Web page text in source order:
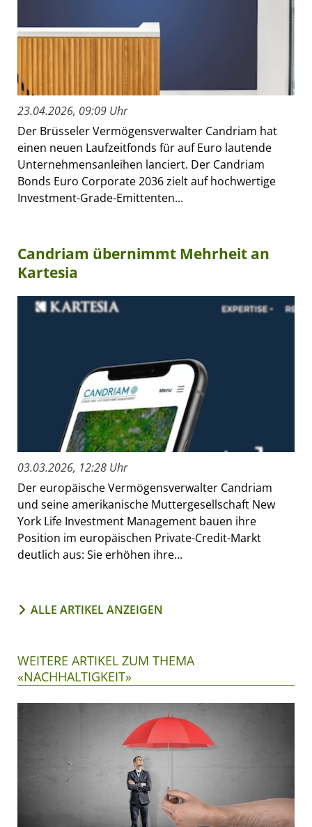
23.04.2026, 09:09 Uhr
Der Brüsseler Vermögensverwalter Candriam hat
einen neuen Laufzeitfonds für auf Euro lautende
Unternehmensanleihen lanciert. Der Candriam
Bonds Euro Corporate 2036 zielt auf hochwertige
Investment-Grade-Emittenten...
Candriam übernimmt Mehrheit an
Kartesia
03.03.2026, 12:28 Uhr
Der europäische Vermögensverwalter Candriam
und seine amerikanische Muttergesellschaft New
York Life Investment Management bauen ihre
Position im europäischen Private-Credit-Markt
deutlich aus: Sie erhöhen ihre...
ALLE ARTIKEL ANZEIGEN
WEITERE ARTIKEL ZUM THEMA
«NACHHALTIGKEIT»